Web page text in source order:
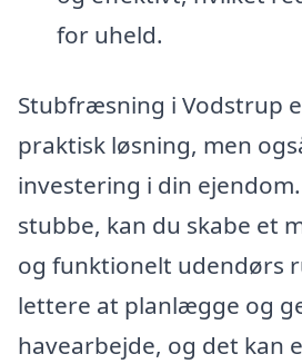
for uheld.
Stubfræsning i Vodstrup
praktisk løsning, men
investering i din
stubbe, kan du skabe et
og funktionelt udendørs
lettere at planlægge og
havearbejde, og det kan